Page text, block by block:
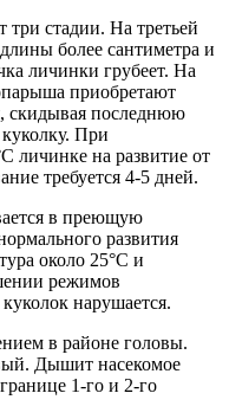
три стадии. На третьей
более сантиметра и
личинки грубеет. На
приобретают
скидывая последнюю
При
личинке на развитие от
требуется 4-5 дней.
в преющую
развития
около 25°С и
режимов
нарушается.
в районе головы.
Дышит насекомое
1-го и 2-го